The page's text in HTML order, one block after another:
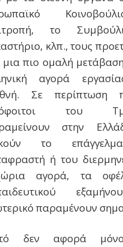
το
κλπ., τους
μια πιο ομαλή
αγορά
Σε περίπτωση
του
στην
το
ή του
αγορά, τα
παραμένουν
δεν αφορά